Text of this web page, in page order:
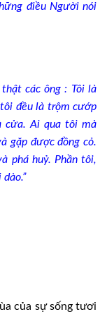
điều Người nói
các ông : Tôi là
đều là trộm cướp
cửa. Ai qua tôi mà
gặp được đồng cỏ.
phá huỷ. Phần tôi,
của sự sống tươi